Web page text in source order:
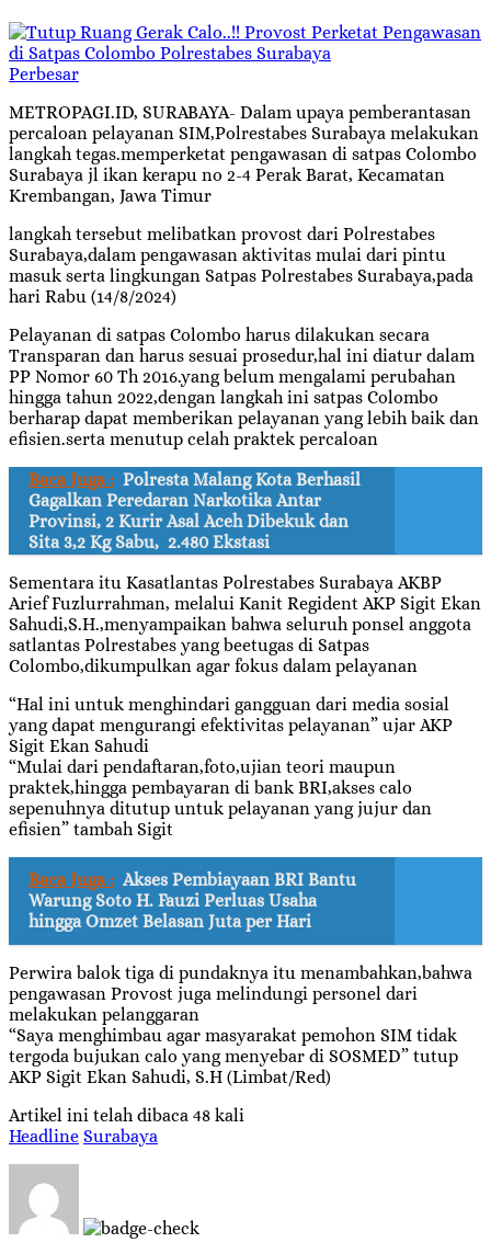
Perbesar
METROPAGI.ID, SURABAYA- Dalam upaya pemberantasan
percaloan pelayanan SIM,Polrestabes Surabaya melakukan
langkah tegas.memperketat pengawasan di satpas Colombo
Surabaya jl ikan kerapu no 2-4 Perak Barat, Kecamatan
Krembangan, Jawa Timur
langkah tersebut melibatkan provost dari Polrestabes
Surabaya,dalam pengawasan aktivitas mulai dari pintu
masuk serta lingkungan Satpas Polrestabes Surabaya,pada
hari Rabu (14/8/2024)
Pelayanan di satpas Colombo harus dilakukan secara
Transparan dan harus sesuai prosedur,hal ini diatur dalam
PP Nomor 60 Th 2016.yang belum mengalami perubahan
hingga tahun 2022,dengan langkah ini satpas Colombo
berharap dapat memberikan pelayanan yang lebih baik dan
efisien.serta menutup celah praktek percaloan
Baca Juga : Polresta Malang Kota Berhasil
Gagalkan Peredaran Narkotika Antar
Provinsi, 2 Kurir Asal Aceh Dibekuk dan
Sita 3,2 Kg Sabu, 2.480 Ekstasi
Sementara itu Kasatlantas Polrestabes Surabaya AKBP
Arief Fuzlurrahman, melalui Kanit Regident AKP Sigit Ekan
Sahudi,S.H.,menyampaikan bahwa seluruh ponsel anggota
satlantas Polrestabes yang beetugas di Satpas
Colombo,dikumpulkan agar fokus dalam pelayanan
“Hal ini untuk menghindari gangguan dari media sosial
yang dapat mengurangi efektivitas pelayanan” ujar AKP
Sigit Ekan Sahudi
“Mulai dari pendaftaran,foto,ujian teori maupun
praktek,hingga pembayaran di bank BRI,akses calo
sepenuhnya ditutup untuk pelayanan yang jujur dan
efisien” tambah Sigit
Baca Juga : Akses Pembiayaan BRI Bantu
Warung Soto H. Fauzi Perluas Usaha
hingga Omzet Belasan Juta per Hari
Perwira balok tiga di pundaknya itu menambahkan,bahwa
pengawasan Provost juga melindungi personel dari
melakukan pelanggaran
“Saya menghimbau agar masyarakat pemohon SIM tidak
tergoda bujukan calo yang menyebar di SOSMED” tutup
AKP Sigit Ekan Sahudi, S.H (Limbat/Red)
Artikel ini telah dibaca 48 kali
Headline Surabaya